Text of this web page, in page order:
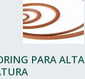
PARA ALTA